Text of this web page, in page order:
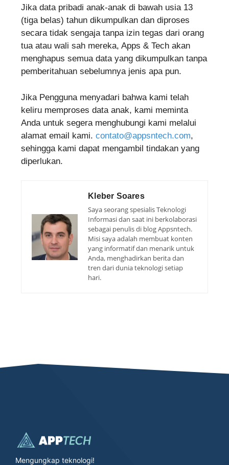
Jika data pribadi anak-anak di bawah usia 13
(tiga belas) tahun dikumpulkan dan diproses
secara tidak sengaja tanpa izin tegas dari orang
tua atau wali sah mereka, Apps & Tech akan
menghapus semua data yang dikumpulkan tanpa
pemberitahuan sebelumnya jenis apa pun.
Jika Pengguna menyadari bahwa kami telah
keliru memproses data anak, kami meminta
Anda untuk segera menghubungi kami melalui
alamat email kami.contato@appsntech.com,
sehingga kami dapat mengambil tindakan yang
diperlukan.
Kleber Soares
Saya seorang spesialis Teknologi
Informasi dan saat ini berkolaborasi
sebagai penulis di blog Appsntech.
Misi saya adalah membuat konten
yang informatif dan menarik untuk
Anda, menghadirkan berita dan
tren dari dunia teknologi setiap
hari.
Mengungkap teknologi!